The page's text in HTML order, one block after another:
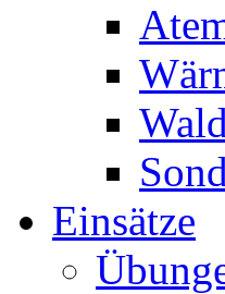
Einsätze